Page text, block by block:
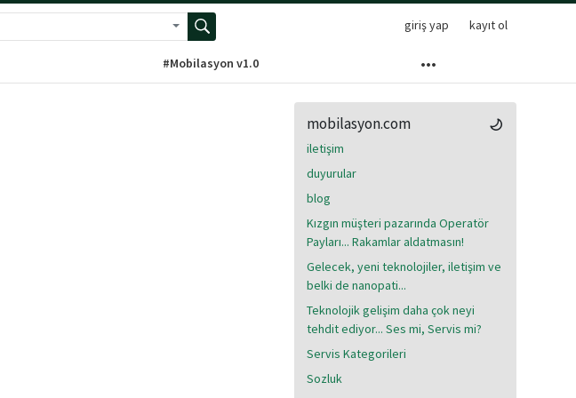
Gelişmiş arama menüsünü aç giriş yap kayıt ol
#Mobilasyon v1.0
mobilasyon.com
iletişim
duyurular
blog
Kızgın müşteri pazarında Operatör
Payları... Rakamlar aldatmasın!
Gelecek, yeni teknolojiler, iletişim ve
belki de nanopati...
Teknolojik gelişim daha çok neyi
tehdit ediyor... Ses mi, Servis mi?
Servis Kategorileri
Sozluk